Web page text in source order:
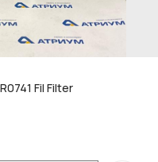
Fil Filter